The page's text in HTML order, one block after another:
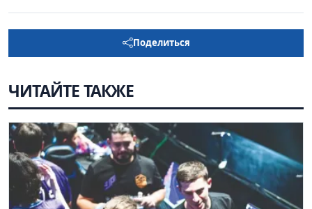
Поделиться
ЧИТАЙТЕ ТАКЖЕ